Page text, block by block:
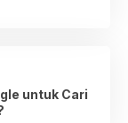
untuk Cari